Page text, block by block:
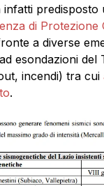
infatti predisposto
di Protezione
a diverse
esondazioni del
incendi) tra cui
.